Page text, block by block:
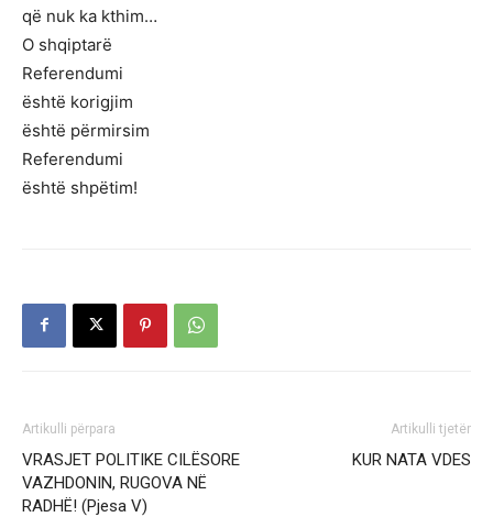
që nuk ka kthim…
O shqiptarë
Referendumi
është korigjim
është përmirsim
Referendumi
është shpëtim!
Artikulli përpara
VRASJET POLITIKE CILËSORE
VAZHDONIN, RUGOVA NË
RADHË! (Pjesa V)
Artikulli tjetër
KUR NATA VDES